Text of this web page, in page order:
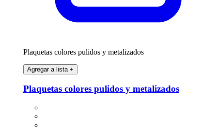
Plaquetas colores pulidos y metalizados
Agregar a lista +
Plaquetas colores pulidos y metalizados